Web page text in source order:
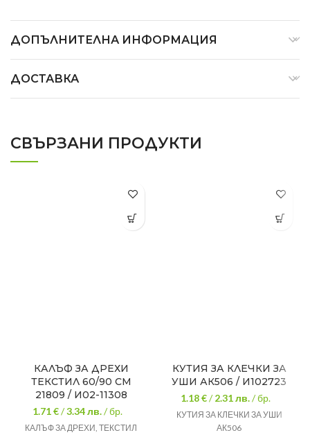
ДОПЪЛНИТЕЛНА ИНФОРМАЦИЯ
ДОСТАВКА
СВЪРЗАНИ ПРОДУКТИ
КАЛЪФ ЗА ДРЕХИ
ТЕКСТИЛ 60/90 СМ
21809 / И02-11308
1.71 €/3.34лв./ бр.
КАЛЪФ ЗА ДРЕХИ, ТЕКСТИЛ
КУТИЯ ЗА КЛЕЧКИ ЗА
УШИ АК506 / И102723
1.18 €/2.31лв./ бр.
КУТИЯ ЗА КЛЕЧКИ ЗА УШИ
АК506